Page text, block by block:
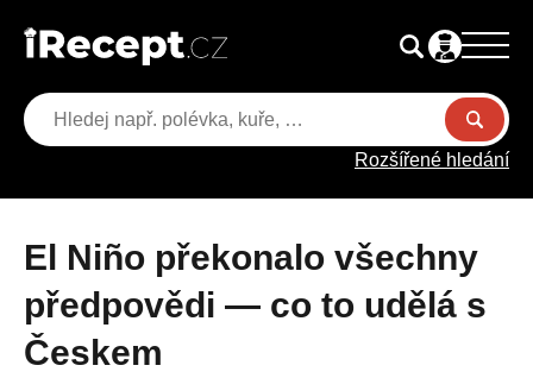
Rozšířené hledání
El Niño překonalo všechny
předpovědi — co to udělá s
Českem